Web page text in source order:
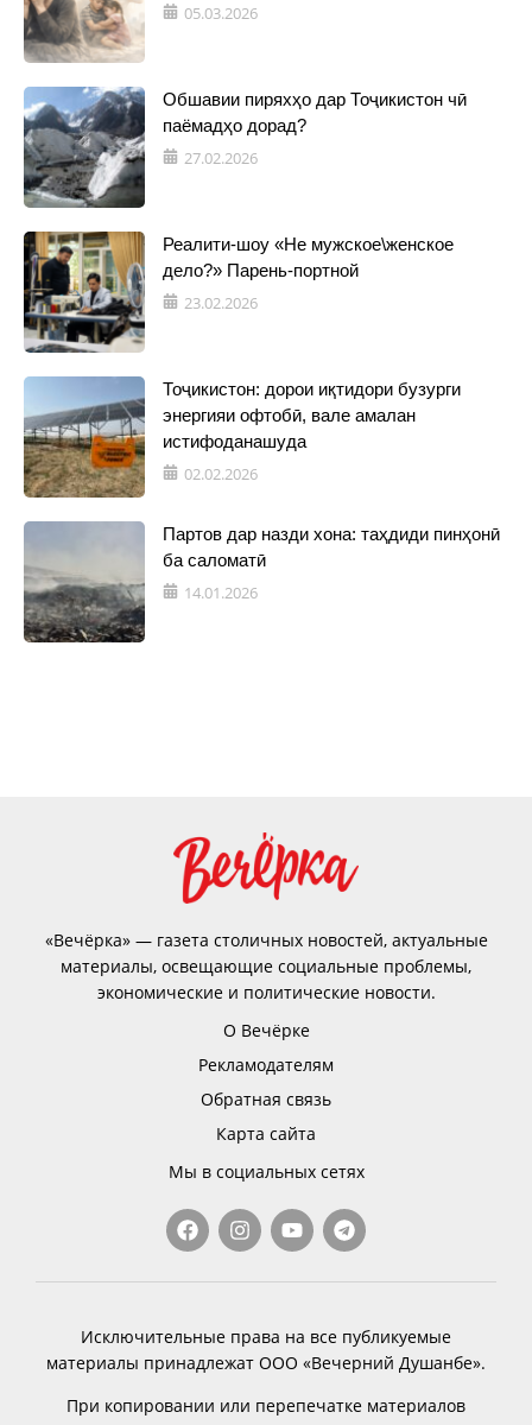
05.03.2026
Обшавии пиряхҳо дар Тоҷикистон чӣ
паёмадҳо дорад?
27.02.2026
Реалити-шоу «Не мужское\женское
дело?» Парень-портной
23.02.2026
Тоҷикистон: дорои иқтидори бузурги
энергияи офтобӣ, вале амалан
истифоданашуда
02.02.2026
Партов дар назди хона: таҳдиди пинҳонӣ
ба саломатӣ
14.01.2026
«Вечёрка» — газета столичных новостей, актуальные
материалы, освещающие социальные проблемы,
экономические и политические новости.
О Вечёрке
Рекламодателям
Обратная связь
Карта сайта
Мы в социальных сетях
Исключительные права на все публикуемые
материалы принадлежат ООО «Вечерний Душанбе».
При копировании или перепечатке материалов